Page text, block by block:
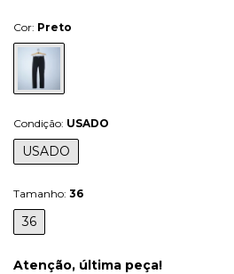
Cor: Preto
Condição: USADO
USADO
Tamanho: 36
36
Atenção, última peça!